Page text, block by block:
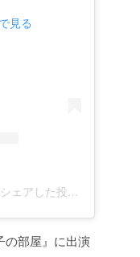
見る
Fumi Nikaido(@fumi_nikaido)がシェアした投稿
の部屋』に出演